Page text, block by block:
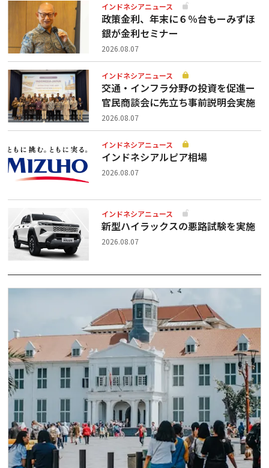
インドネシアニュース
政策金利、年末に６％台もーみずほ
銀が金利セミナー
2026.08.07
インドネシアニュース
交通・インフラ分野の投資を促進ー
官民商談会に先立ち事前説明会実施
2026.08.07
インドネシアニュース
インドネシアルピア相場
2026.08.07
インドネシアニュース
新型ハイラックスの悪路試験を実施
2026.08.07